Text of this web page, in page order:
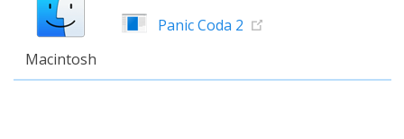
Macintosh
Panic Coda 2